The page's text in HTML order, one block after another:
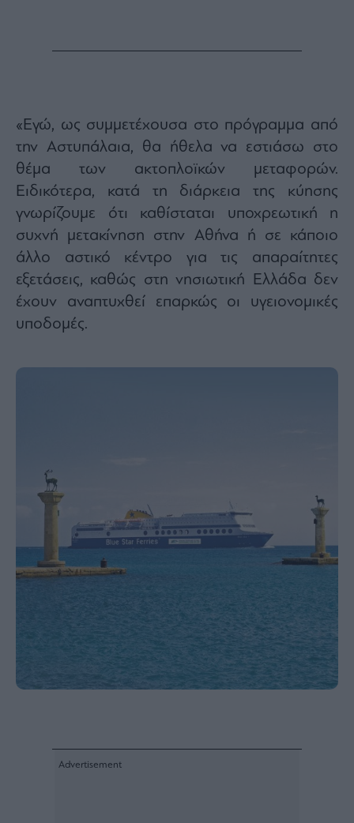
«Εγώ, ως συμμετέχουσα στο πρόγραμμα από
την Αστυπάλαια, θα ήθελα να εστιάσω στο
θέμα των ακτοπλοϊκών μεταφορών.
Ειδικότερα, κατά τη διάρκεια της κύησης
γνωρίζουμε ότι καθίσταται υποχρεωτική η
συχνή μετακίνηση στην Αθήνα ή σε κάποιο
άλλο αστικό κέντρο για τις απαραίτητες
εξετάσεις, καθώς στη νησιωτική Ελλάδα δεν
έχουν αναπτυχθεί επαρκώς οι υγειονομικές
υποδομές.